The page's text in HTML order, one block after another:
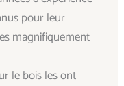
pour leur
magnifiquement
le bois les ont